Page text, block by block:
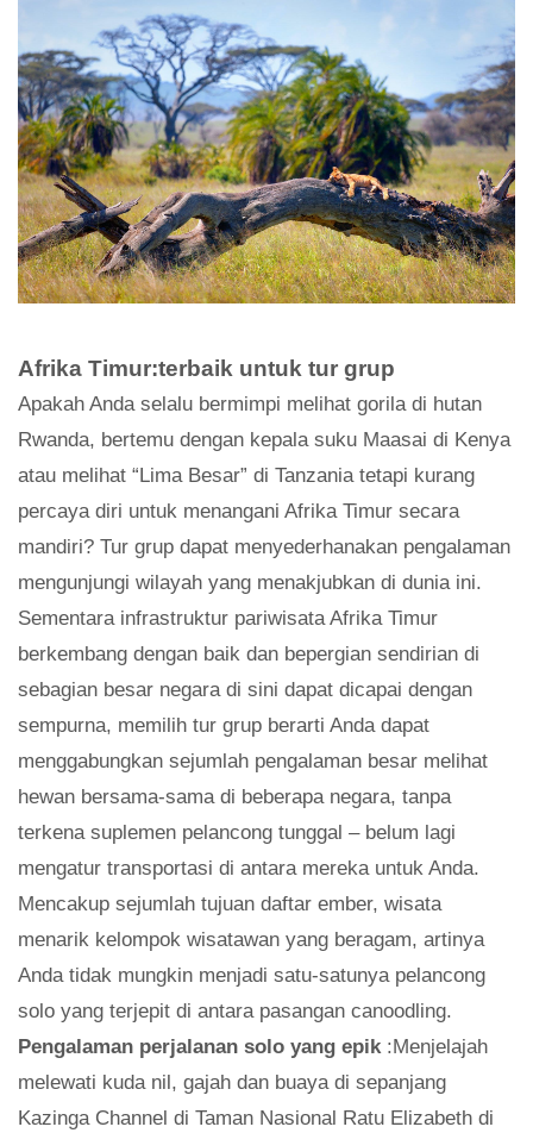
Afrika Timur:terbaik untuk tur grup
Apakah Anda selalu bermimpi melihat gorila di hutan
Rwanda, bertemu dengan kepala suku Maasai di Kenya
atau melihat “Lima Besar” di Tanzania tetapi kurang
percaya diri untuk menangani Afrika Timur secara
mandiri? Tur grup dapat menyederhanakan pengalaman
mengunjungi wilayah yang menakjubkan di dunia ini.
Sementara infrastruktur pariwisata Afrika Timur
berkembang dengan baik dan bepergian sendirian di
sebagian besar negara di sini dapat dicapai dengan
sempurna, memilih tur grup berarti Anda dapat
menggabungkan sejumlah pengalaman besar melihat
hewan bersama-sama di beberapa negara, tanpa
terkena suplemen pelancong tunggal – belum lagi
mengatur transportasi di antara mereka untuk Anda.
Mencakup sejumlah tujuan daftar ember, wisata
menarik kelompok wisatawan yang beragam, artinya
Anda tidak mungkin menjadi satu-satunya pelancong
solo yang terjepit di antara pasangan canoodling.
Pengalaman perjalanan solo yang epik :Menjelajah
melewati kuda nil, gajah dan buaya di sepanjang
Kazinga Channel di Taman Nasional Ratu Elizabeth di